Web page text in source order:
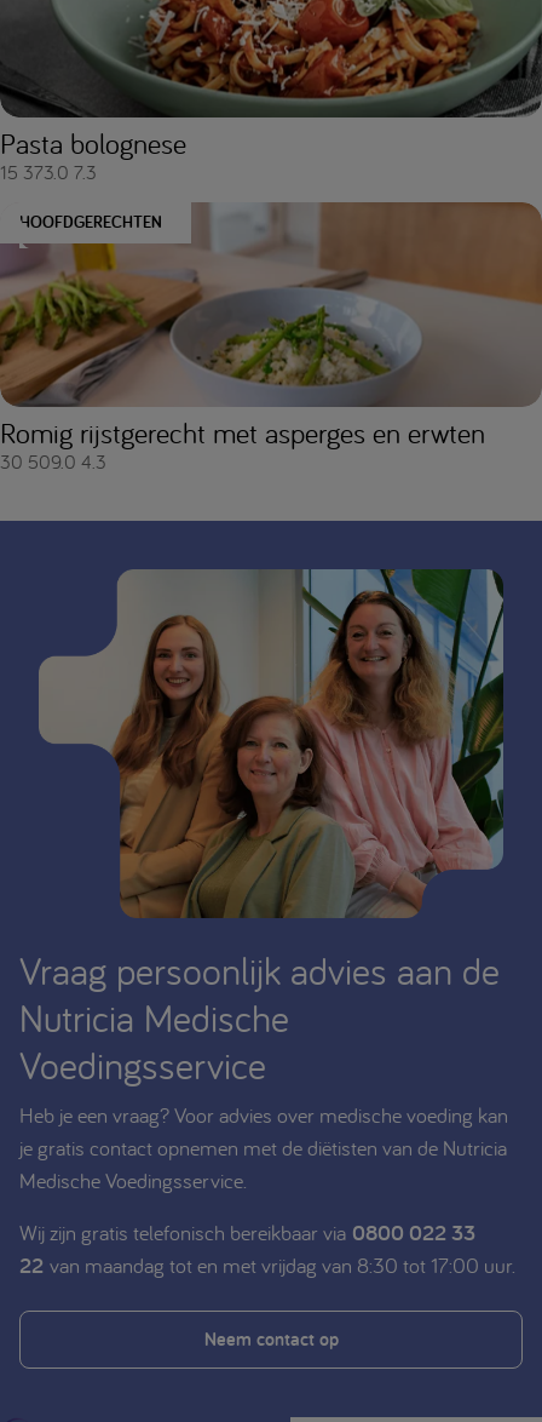
Pasta bolognese
15 373.0 7.3
HOOFDGERECHTEN
Romig rijstgerecht met asperges en erwten
30 509.0 4.3
Vraag persoonlijk advies aan de
Nutricia Medische
Voedingsservice
Heb je een vraag? Voor advies over medische voeding kan
je gratis contact opnemen met de diëtisten van de Nutricia
Medische Voedingsservice.
Wij zijn gratis telefonisch bereikbaar via 0800 022 33
22 van maandag tot en met vrijdag van 8:30 tot 17:00 uur.
Neem contact op